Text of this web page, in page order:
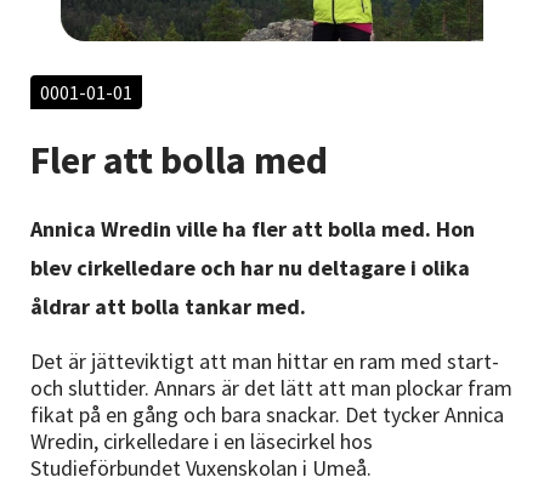
Om SV
Starta studiecirkel
Cirkelledare
Nyheter
Avdelningar
Lyssna
0001-01-01
Fler att bolla med
Annica Wredin ville ha fler att bolla med. Hon
blev cirkelledare och har nu deltagare i olika
åldrar att bolla tankar med.
Det är jätteviktigt att man hittar en ram med start-
och sluttider. Annars är det lätt att man plockar fram
fikat på en gång och bara snackar. Det tycker Annica
Wredin, cirkelledare i en läsecirkel hos
Studieförbundet Vuxenskolan i Umeå.